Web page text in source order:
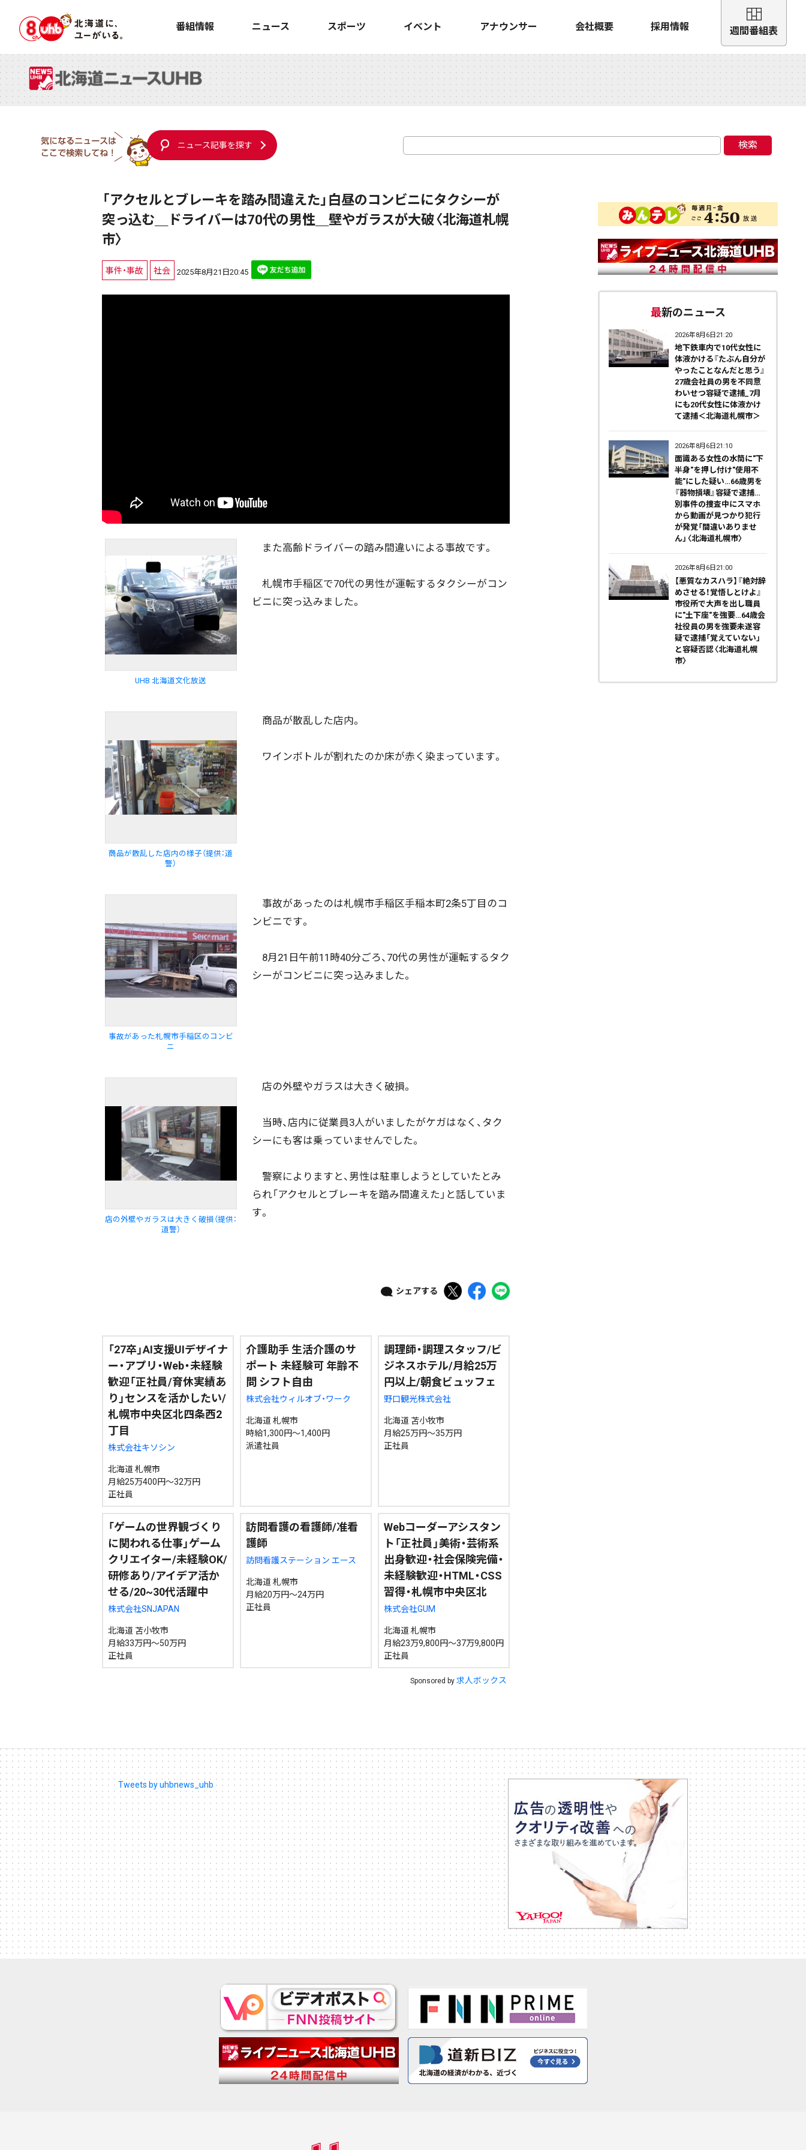
番組情報 ニュース スポーツ イベント アナウンサー 会社概要 採用情報 週間番組表
ニュース記事を探す 検索
「アクセルとブレーキを踏み間違えた」白昼のコンビニにタクシーが
突っ込む＿ドライバーは70代の男性＿壁やガラスが大破〈北海道札幌
市〉
事件・事故 社会 2025年8月21日20:45
UHB 北海道文化放送
また高齢ドライバーの踏み間違いによる事故です。
札幌市手稲区で70代の男性が運転するタクシーがコン
ビニに突っ込みました。
商品が散乱した店内の様子（提供：道
警）
商品が散乱した店内。
ワインボトルが割れたのか床が赤く染まっています。
事故があった札幌市手稲区のコンビ
ニ
事故があったのは札幌市手稲区手稲本町2条5丁目のコ
ンビニです。
8月21日午前11時40分ごろ、70代の男性が運転するタク
シーがコンビニに突っ込みました。
店の外壁やガラスは大きく破損（提供：
道警）
店の外壁やガラスは大きく破損。
当時、店内に従業員3人がいましたがケガはなく、タク
シーにも客は乗っていませんでした。
警察によりますと、男性は駐車しようとしていたとみ
られ「アクセルとブレーキを踏み間違えた」と話していま
す。
シェアする
「27卒」AI支援UIデザイナ
ー・アプリ・Web・未経験
歓迎「正社員/育休実績あ
り」センスを活かしたい/
札幌市中央区北四条西2
丁目
株式会社キソシン
北海道 札幌市
月給25万400円～32万円
正社員
介護助手 生活介護のサ
ポート 未経験可 年齢不
問 シフト自由
株式会社ウィルオブ・ワーク
北海道 札幌市
時給1,300円～1,400円
派遣社員
調理師・調理スタッフ/ビ
ジネスホテル/月給25万
円以上/朝食ビュッフェ
野口観光株式会社
北海道 苫小牧市
月給25万円～35万円
正社員
「ゲームの世界観づくり
に関われる仕事」ゲーム
クリエイター/未経験OK/
研修あり/アイデア活か
せる/20~30代活躍中
株式会社SNJAPAN
北海道 苫小牧市
月給33万円～50万円
正社員
訪問看護の看護師/准看
護師
訪問看護ステーション エース
北海道 札幌市
月給20万円～24万円
正社員
Webコーダーアシスタン
ト「正社員」美術・芸術系
出身歓迎・社会保険完備・
未経験歓迎・HTML・CSS
習得・札幌市中央区北
株式会社GUM
北海道 札幌市
月給23万9,800円～37万9,800円
正社員
Sponsored by 求人ボックス
最新のニュース
2026年8月6日21:20
地下鉄車内で10代女性に
体液かける『たぶん自分が
やったことなんだと思う』
27歳会社員の男を不同意
わいせつ容疑で逮捕_7月
にも20代女性に体液かけ
て逮捕＜北海道札幌市＞
2026年8月6日21:10
面識ある女性の水筒に"下
半身"を押し付け"使用不
能"にした疑い…66歳男を
『器物損壊』容疑で逮捕…
別事件の捜査中にスマホ
から動画が見つかり犯行
が発覚「間違いありませ
ん」〈北海道札幌市〉
2026年8月6日21:00
【悪質なカスハラ】『絶対辞
めさせる！覚悟しとけよ』
市役所で大声を出し職員
に"土下座"を強要…64歳会
社役員の男を強要未遂容
疑で逮捕「覚えていない」
と容疑否認〈北海道札幌
市〉
Tweets by uhbnews_uhb
ニュース記事を探す
道北 道央